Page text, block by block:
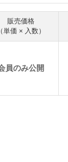
販売価格
（単価 × 入数）
員のみ公開